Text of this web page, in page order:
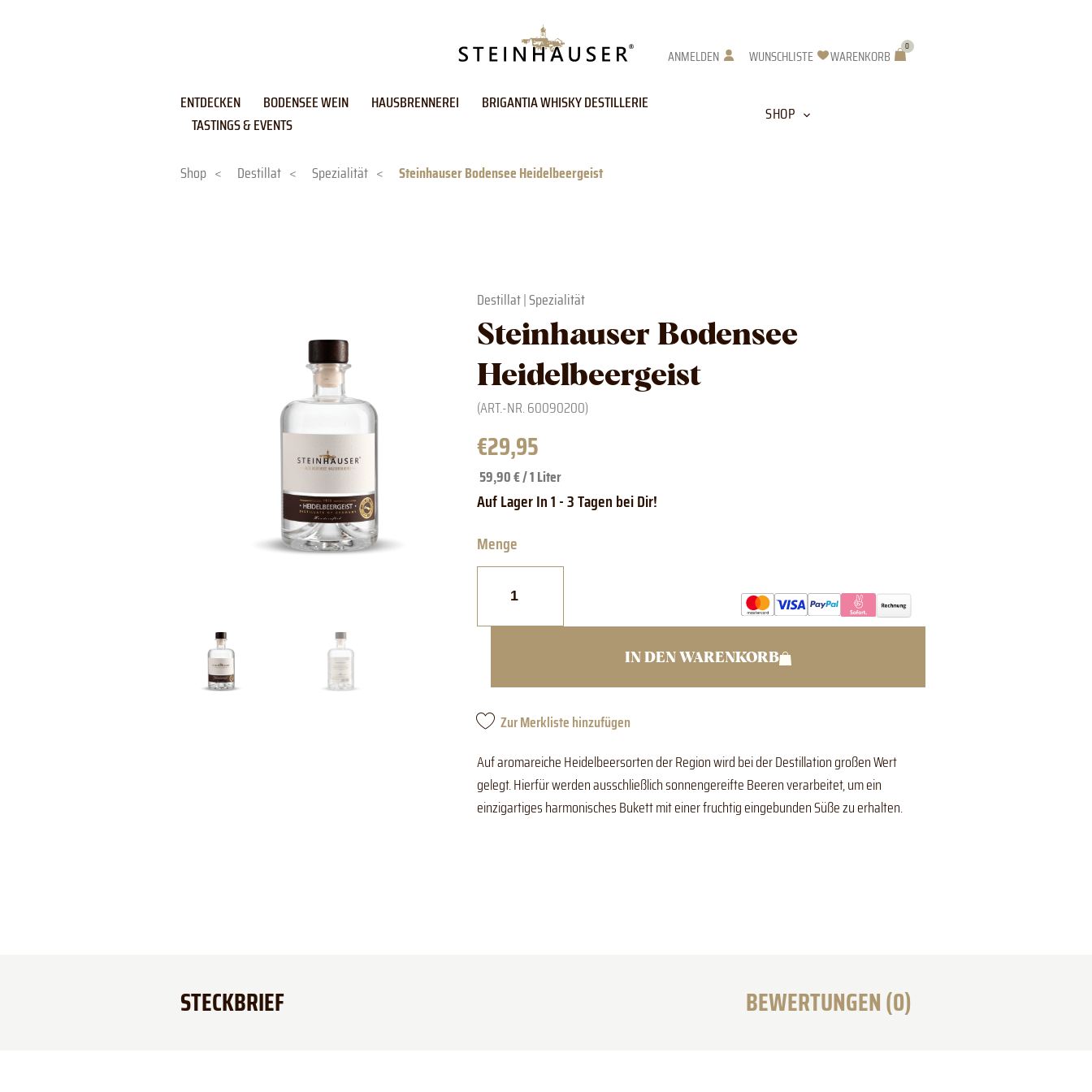
ANMELDEN WUNSCHLISTE WARENKORB
0
Warenkorb
ENTDECKEN BODENSEE WEIN HAUSBRENNEREI
BRIGANTIA WHISKY DESTILLERIE
TASTINGS & EVENTS
SHOP
Shop < Destillat < Spezialität < Steinhauser Bodensee Heidelbeergeist
Destillat|Spezialität
Steinhauser Bodensee
Heidelbeergeist
(ART.-NR.60090200)
€29,95
59,90 € / 1 Liter
Bodensee
Heidelbeergeist
IN DEN WARENKORB
Zur Merkliste hinzufügen
Auf aromareiche Heidelbeersorten der Region wird bei der Destillation großen Wert
gelegt. Hierfür werden ausschließlich sonnengereifte Beeren verarbeitet, um ein
einzigartiges harmonisches Bukett mit einer fruchtig eingebunden Süße zu erhalten.
STECKBRIEF BEWERTUNGEN (0)